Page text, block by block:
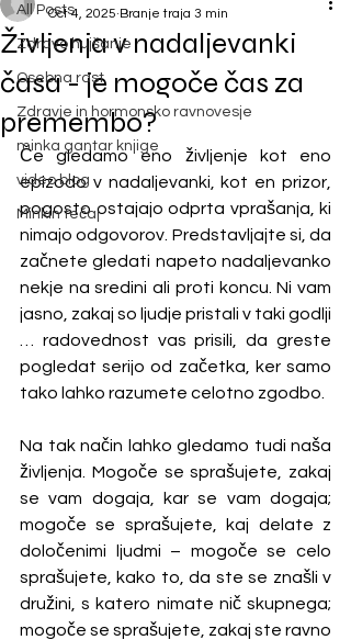
All Posts
Zdravo hujšanje
Osebna rast
Zdravje in hormonsko ravnovesje
minka gantar knjige
video blog
Minkin tečaj
Življenja v nadaljevanki
časa - je mogoče čas za
premembo?
Oct 4, 2025 Branje traja 3 min
Če gledamo eno življenje kot eno
epizodo v nadaljevanki, kot en prizor,
pogosto ostajajo odprta vprašanja, ki
nimajo odgovorov. Predstavljajte si, da
začnete gledati napeto nadaljevanko
nekje na sredini ali proti koncu. Ni vam
jasno, zakaj so ljudje pristali v taki godlji
… radovednost vas prisili, da greste
pogledat serijo od začetka, ker samo
tako lahko razumete celotno zgodbo.
Na tak način lahko gledamo tudi naša
življenja. Mogoče se sprašujete, zakaj
se vam dogaja, kar se vam dogaja;
mogoče se sprašujete, kaj delate z
določenimi ljudmi – mogoče se celo
sprašujete, kako to, da ste se znašli v
družini, s katero nimate nič skupnega;
mogoče se sprašujete, zakaj ste ravno